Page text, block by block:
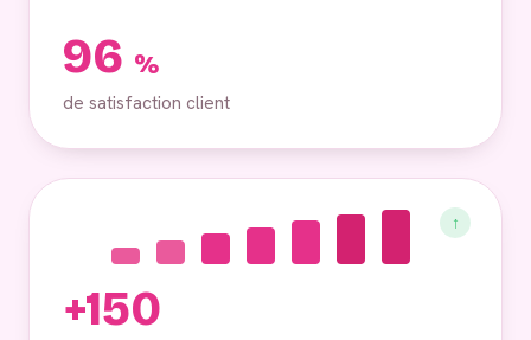
96 %
de satisfaction client
↑
+150